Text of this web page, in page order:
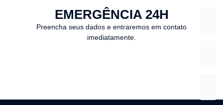
EMERGÊNCIA 24H
Preencha seus dados e entraremos em contato
imediatamente.